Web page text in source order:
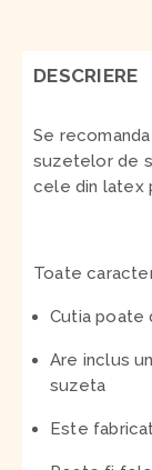
DESCRIERE
Se
suzetelor de
cele din latex
Toate
Cutia poate
Are inclus
suzeta
Este